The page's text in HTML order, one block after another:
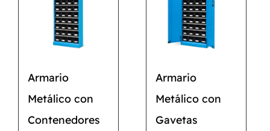
Armario
Metálico con
Contenedores
Armario
Metálico con
Gavetas